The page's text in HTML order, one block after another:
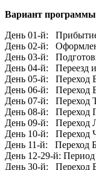
Вариант программы
День 01-й: Прибытие
День 02-й:
День 03-й:
День 04-й: Переезд
День 05-й: Переход
День 06-й: Переход
День 07-й: Переход
День 08-й: Переход
День 09-й: Переход
День 10-й: Переход
День 11-й: Переход
День 12-29-й:
День 30-й: Переход